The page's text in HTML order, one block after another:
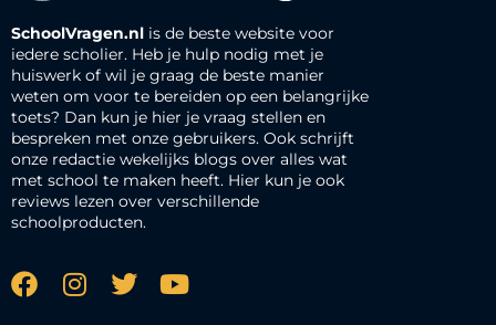
SchoolVragen.nl is de beste website voor
iedere scholier. Heb je hulp nodig met je
huiswerk of wil je graag de beste manier
weten om voor te bereiden op een belangrijke
toets? Dan kun je hier je vraag stellen en
bespreken met onze gebruikers. Ook schrijft
onze redactie wekelijks blogs over alles wat
met school te maken heeft. Hier kun je ook
reviews lezen over verschillende
schoolproducten.